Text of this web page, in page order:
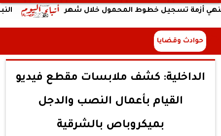
النبؤة تسجيل خطوط المحمول خلال شهر
حوادث وقضايا
الداخلية: كشف ملابسات مقطع فيديو
القيام بأعمال النصب والدجل
بميكروباص بالشرقية